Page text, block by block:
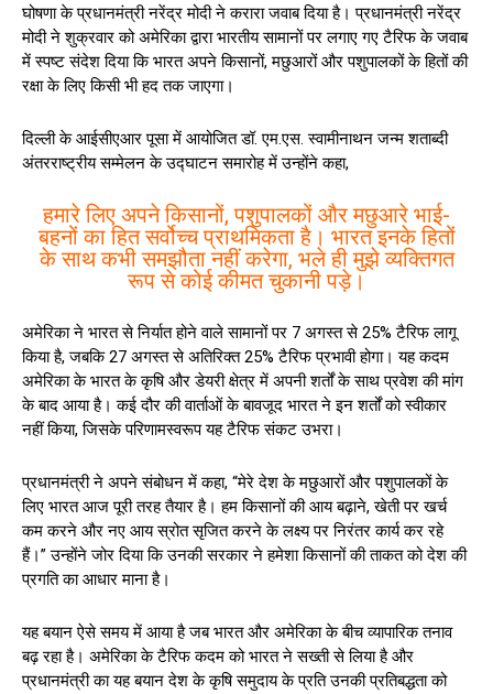
घोषणा के प्रधानमंत्री नरेंद्र मोदी ने करारा जवाब दिया है। प्रधानमंत्री नरेंद्र
मोदी ने शुक्रवार को अमेरिका द्वारा भारतीय सामानों पर लगाए गए टैरिफ के जवाब
में स्पष्ट संदेश दिया कि भारत अपने किसानों, मछुआरों और पशुपालकों के हितों की
रक्षा के लिए किसी भी हद तक जाएगा।
दिल्ली के आईसीएआर पूसा में आयोजित डॉ. एम.एस. स्वामीनाथन जन्म शताब्दी
अंतरराष्ट्रीय सम्मेलन के उद्घाटन समारोह में उन्होंने कहा,
हमारे लिए अपने किसानों, पशुपालकों और मछुआरे भाई-
बहनों का हित सर्वोच्च प्राथमिकता है। भारत इनके हितों
के साथ कभी समझौता नहीं करेगा, भले ही मुझे व्यक्तिगत
रूप से कोई कीमत चुकानी पड़े।
अमेरिका ने भारत से निर्यात होने वाले सामानों पर 7 अगस्त से 25% टैरिफ लागू
किया है, जबकि 27 अगस्त से अतिरिक्त 25% टैरिफ प्रभावी होगा। यह कदम
अमेरिका के भारत के कृषि और डेयरी क्षेत्र में अपनी शर्तों के साथ प्रवेश की मांग
के बाद आया है। कई दौर की वार्ताओं के बावजूद भारत ने इन शर्तों को स्वीकार
नहीं किया, जिसके परिणामस्वरूप यह टैरिफ संकट उभरा।
प्रधानमंत्री ने अपने संबोधन में कहा, “मेरे देश के मछुआरों और पशुपालकों के
लिए भारत आज पूरी तरह तैयार है। हम किसानों की आय बढ़ाने, खेती पर खर्च
कम करने और नए आय स्रोत सृजित करने के लक्ष्य पर निरंतर कार्य कर रहे
हैं।” उन्होंने जोर दिया कि उनकी सरकार ने हमेशा किसानों की ताकत को देश की
प्रगति का आधार माना है।
यह बयान ऐसे समय में आया है जब भारत और अमेरिका के बीच व्यापारिक तनाव
बढ़ रहा है। अमेरिका के टैरिफ कदम को भारत ने सख्ती से लिया है और
प्रधानमंत्री का यह बयान देश के कृषि समुदाय के प्रति उनकी प्रतिबद्धता को